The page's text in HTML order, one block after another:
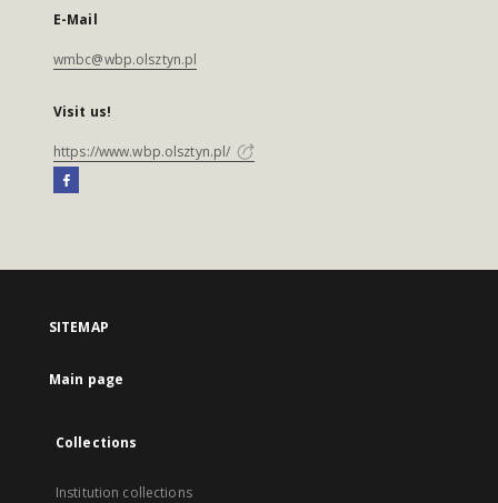
E-Mail
wmbc@wbp.olsztyn.pl
Visit us!
https://www.wbp.olsztyn.pl/
SITEMAP
Main page
Collections
Institution collections